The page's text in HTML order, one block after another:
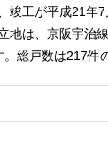
竣工が平成21年
地は、京阪宇治
総戸数は217件